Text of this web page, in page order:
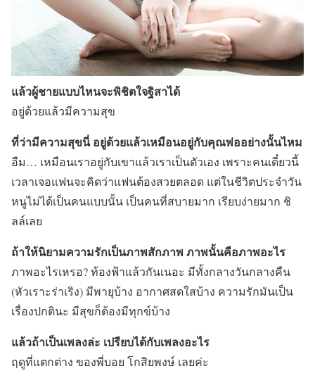
แล้วผู้ชายแบบไหนจะพิชิตใจฐิสาได้
อยู่ด้วยแล้วมีความสุข
ที่ว่ามีความสุขนี่ อยู่ด้วยแล้วเหมือนอยู่กับคุณพ่ออย่างนั้นไหม
อืม… เหมือนเราอยู่กับเขาแล้วเราเป็นตัวเอง เพราะคนเดี๋ยวนี้
เวลาเจอแฟนจะคิดว่าแฟนต้องสวยตลอด แต่ในชีวิตประจำวัน
หนูไม่ได้เป็นคนแบบนั้น เป็นคนที่สบายมาก เรียบง่ายมาก ชิ
ลล์เลย
ถ้าให้นิยามความรักเป็นภาพสักภาพ ภาพนั้นคือภาพอะไร
ภาพอะไรเหรอ? ท้องฟ้าแล้วกันเนอะ มีทั้งกลางวันกลางคืน
(หัวเราะร่าเริง) มีพายุบ้าง อากาศสดใสบ้าง ความรักมันเป็น
เรื่องปกตินะ มีสุขก็ต้องมีทุกข์บ้าง
แล้วถ้าเป็นเพลงล่ะ เปรียบได้กับเพลงอะไร
ฤดูที่แตกต่าง ของพี่บอย โกสิยพงษ์ เลยค่ะ